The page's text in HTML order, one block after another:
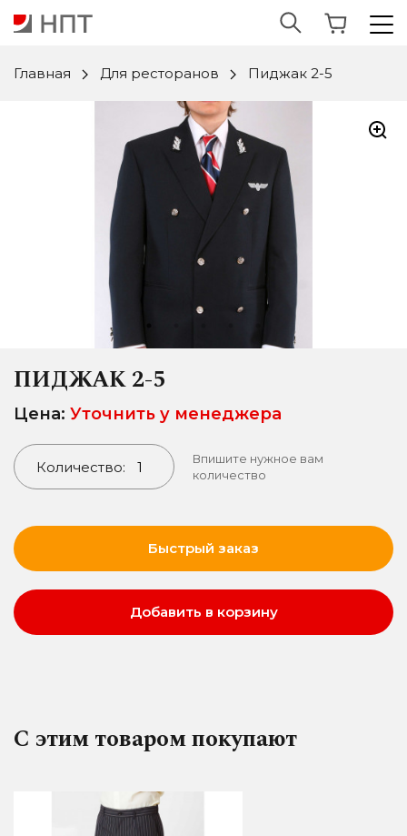
Главная Для ресторанов Пиджак 2-5
ПИДЖАК 2-5
Цена: Уточнить у менеджера
Количество:
Впишите нужное вам
количество
Быстрый заказ
Добавить в корзину
С этим товаром покупают